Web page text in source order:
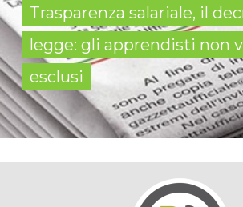
Trasparenza salariale, il
legge: gli apprendisti non
esclusi